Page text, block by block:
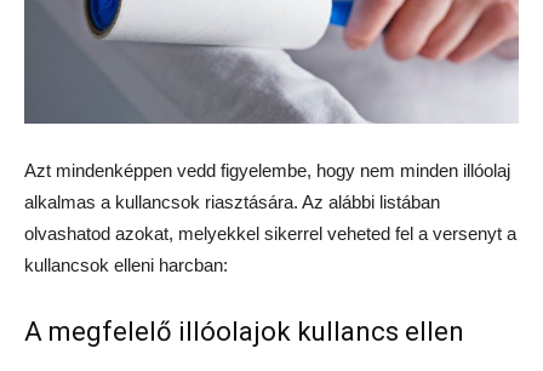
Azt mindenképpen vedd figyelembe, hogy nem minden illóolaj
alkalmas a kullancsok riasztására. Az alábbi listában
olvashatod azokat, melyekkel sikerrel veheted fel a versenyt a
kullancsok elleni harcban:
A megfelelő illóolajok kullancs ellen